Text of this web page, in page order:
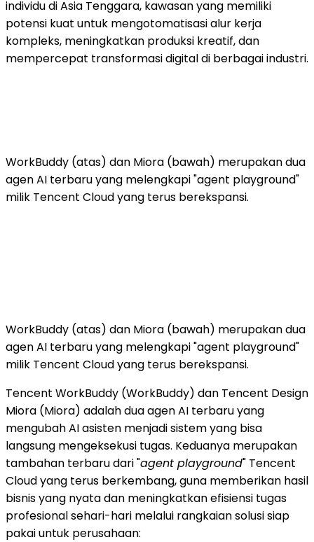
individu di Asia Tenggara, kawasan yang memiliki
potensi kuat untuk mengotomatisasi alur kerja
kompleks, meningkatkan produksi kreatif, dan
mempercepat transformasi digital di berbagai industri.
WorkBuddy (atas) dan Miora (bawah) merupakan dua
agen AI terbaru yang melengkapi "agent playground"
milik Tencent Cloud yang terus berekspansi.
WorkBuddy (atas) dan Miora (bawah) merupakan dua
agen AI terbaru yang melengkapi "agent playground"
milik Tencent Cloud yang terus berekspansi.
Tencent WorkBuddy (WorkBuddy) dan Tencent Design
Miora (Miora) adalah dua agen AI terbaru yang
mengubah AI asisten menjadi sistem yang bisa
langsung mengeksekusi tugas. Keduanya merupakan
tambahan terbaru dari "agent playground" Tencent
Cloud yang terus berkembang, guna memberikan hasil
bisnis yang nyata dan meningkatkan efisiensi tugas
profesional sehari-hari melalui rangkaian solusi siap
pakai untuk perusahaan: